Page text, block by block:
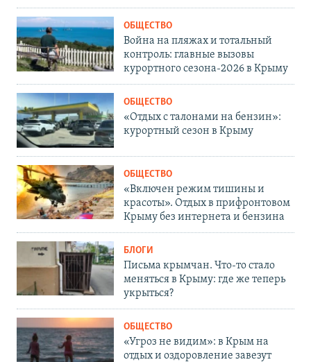
ОБЩЕСТВО
Война на пляжах и тотальный
контроль: главные вызовы
курортного сезона-2026 в Крыму
ОБЩЕСТВО
«Отдых с талонами на бензин»:
курортный сезон в Крыму
ОБЩЕСТВО
«Включен режим тишины и
красоты». Отдых в прифронтовом
Крыму без интернета и бензина
БЛОГИ
Письма крымчан. Что-то стало
меняться в Крыму: где же теперь
укрыться?
ОБЩЕСТВО
«Угроз не видим»: в Крым на
отдых и оздоровление завезут